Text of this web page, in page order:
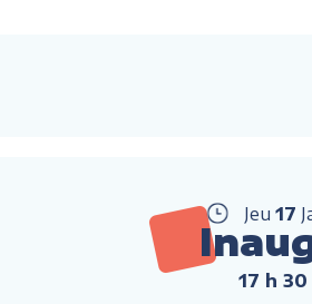
Jeu 17
17 h